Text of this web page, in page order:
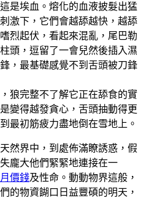
是埃血。熔化的血液披髮出猛
激下，它們會越舔越快，越舔
烈起伏，看起來混亂，尾巴勒
頭，逗留了一會兒然後插入濕
，最基礎感覺不到舌頭被刀鋒
完整不了解它正在舔食的實
變得越發貪心，舌頭抽動得更
最初筋疲力盡地倒在雪地上。
界中，到處佈滿瞭誘惑，假
龐大他們緊緊地連接在一
價錢及性命。動動物界這般，
的物資餬口日益豐碩的明天，